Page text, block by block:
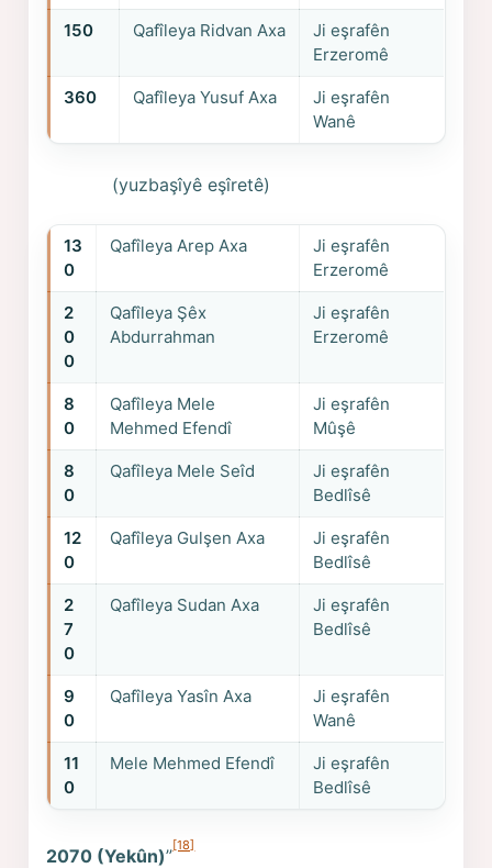
150 Qafîleya Ridvan Axa
Ji eşrafên
Erzeromê
360 Qafîleya Yusuf Axa
Ji eşrafên
Wanê
(yuzbaşîyê eşîretê)
13
0
Qafîleya Arep Axa
Ji eşrafên
Erzeromê
2
0
0
Qafîleya Şêx
Abdurrahman
Ji eşrafên
Erzeromê
8
0
Qafîleya Mele
Mehmed Efendî
Ji eşrafên
Mûşê
8
0
Qafîleya Mele Seîd
Ji eşrafên
Bedlîsê
12
0
Qafîleya Gulşen Axa
Ji eşrafên
Bedlîsê
2
7
0
Qafîleya Sudan Axa
Ji eşrafên
Bedlîsê
9
0
Qafîleya Yasîn Axa
Ji eşrafên
Wanê
11
0
Mele Mehmed Efendî
Ji eşrafên
Bedlîsê
2070 (Yekûn)”[18]